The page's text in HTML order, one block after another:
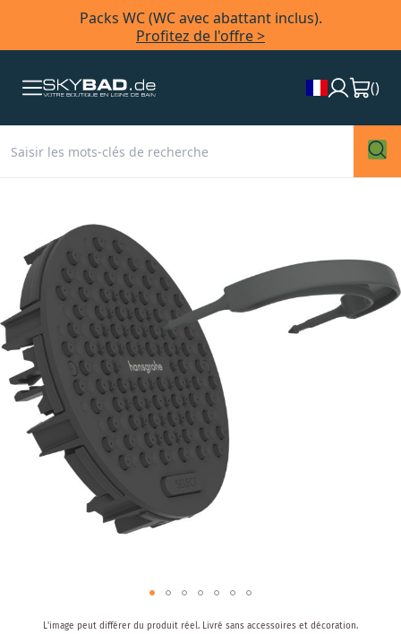
Packs WC (WC avec abattant inclus).
Profitez de l'offre >
()
images
gallery
L'image peut différer du produit réel. Livré sans accessoires et décoration.